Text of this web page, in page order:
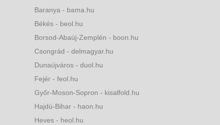
Baranya - bama.hu
Békés - beol.hu
Borsod-Abaúj-Zemplén - boon.hu
Csongrád - delmagyar.hu
Dunaújváros - duol.hu
Fejér - feol.hu
Győr-Moson-Sopron - kisalfold.hu
Hajdú-Bihar - haon.hu
Heves - heol.hu